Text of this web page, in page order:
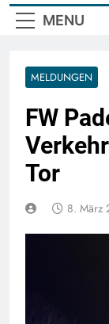
MENU
MELDUNGEN
FW
Tor
8. März